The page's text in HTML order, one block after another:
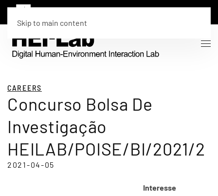
Skip to main content
CAREERS
Concurso Bolsa De
Investigação
HEILAB/POISE/BI/2021/2
2021-04-05
Interesse